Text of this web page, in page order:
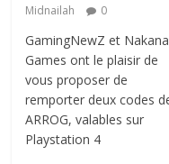
Midnailah
0
GamingNewZ et Nakana
Games ont le plaisir de
vous proposer de
remporter deux codes
ARROG, valables sur
Playstation 4